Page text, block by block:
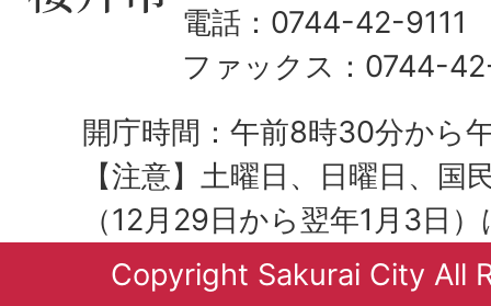
電話：0744-42-9111
ファックス：0744-
開庁時間：午前8時30分から
【注意】土曜日、日曜日、国
（12月29日から翌年1月3日
Copyright Sakurai City All